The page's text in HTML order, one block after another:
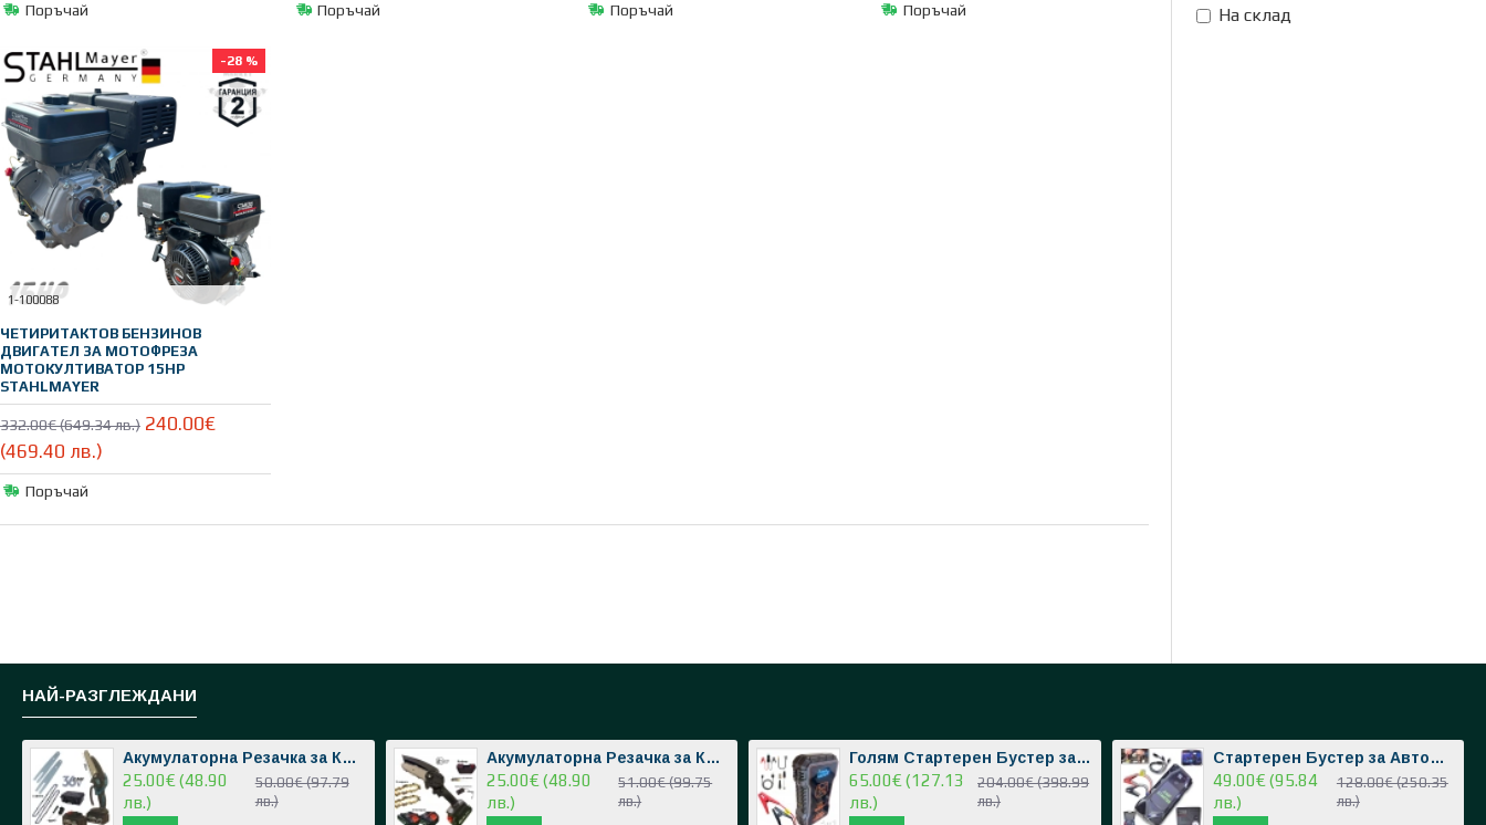
Поръчай Поръчай Поръчай Поръчай
-28 %
1-100088
ЧЕТИРИТАКТОВ БЕНЗИНОВ
ДВИГАТЕЛ ЗА МОТОФРЕЗА
МОТОКУЛТИВАТОР 15HP
STAHLMAYER
332.00€ (649.34 лв.) 240.00€
(469.40 лв.)
Поръчай
На склад
НАЙ-РАЗГЛЕЖДАНИ
Акумулаторна Резачка за Клони 36V 8,0AH 2 Вериги 2 Батерии в Куфар
25.00€ (48.90
лв.)
50.00€ (97.79
лв.)
Акумулаторна Резачка за Клони 36V 8,0AH Верижен Трион 2 Батерии 2 Вериги
25.00€ (48.90
лв.)
51.00€ (99.75
лв.)
Голям Стартерен Бустер за Автомобил Външна Батерия POWER BANK 12V JUMP STARTER Стартер за Акумулатор Подаване на Ток 4в1 с Компресор и Фенер
65.00€ (127.13
лв.)
204.00€ (398.99
лв.)
Стартерен Бустер за Автомобил Външна Батерия POWER BANK 12V JUMP STARTER Стартер за Акумулатор Подаване на Ток с Компресор и Фенер
49.00€ (95.84
лв.)
128.00€ (250.35
лв.)